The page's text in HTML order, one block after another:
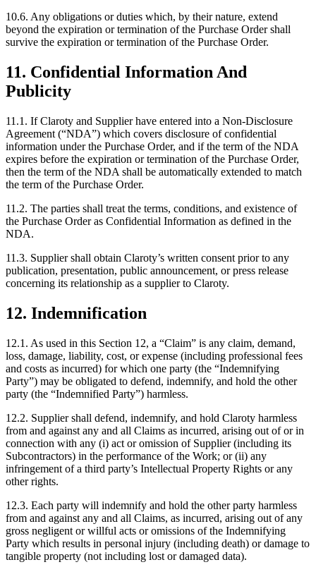
10.6. Any obligations or duties which, by their nature, extend
beyond the expiration or termination of the Purchase Order shall
survive the expiration or termination of the Purchase Order.
11. Confidential Information And
Publicity
11.1. If Claroty and Supplier have entered into a Non-Disclosure
Agreement (“NDA”) which covers disclosure of confidential
information under the Purchase Order, and if the term of the NDA
expires before the expiration or termination of the Purchase Order,
then the term of the NDA shall be automatically extended to match
the term of the Purchase Order.
11.2. The parties shall treat the terms, conditions, and existence of
the Purchase Order as Confidential Information as defined in the
NDA.
11.3. Supplier shall obtain Claroty’s written consent prior to any
publication, presentation, public announcement, or press release
concerning its relationship as a supplier to Claroty.
12. Indemnification
12.1. As used in this Section 12, a “Claim” is any claim, demand,
loss, damage, liability, cost, or expense (including professional fees
and costs as incurred) for which one party (the “Indemnifying
Party”) may be obligated to defend, indemnify, and hold the other
party (the “Indemnified Party”) harmless.
12.2. Supplier shall defend, indemnify, and hold Claroty harmless
from and against any and all Claims as incurred, arising out of or in
connection with any (i) act or omission of Supplier (including its
Subcontractors) in the performance of the Work; or (ii) any
infringement of a third party’s Intellectual Property Rights or any
other rights.
12.3. Each party will indemnify and hold the other party harmless
from and against any and all Claims, as incurred, arising out of any
gross negligent or willful acts or omissions of the Indemnifying
Party which results in personal injury (including death) or damage to
tangible property (not including lost or damaged data).